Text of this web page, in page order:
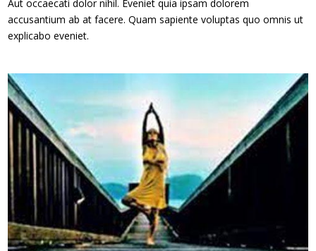
Aut occaecati dolor nihil. Eveniet quia ipsam dolorem
accusantium ab at facere. Quam sapiente voluptas quo omnis ut
explicabo eveniet.